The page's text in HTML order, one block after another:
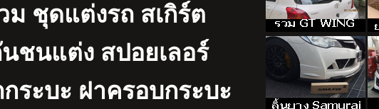
ชุดแต่งรถ สเกิร์ต
ชนแต่ง สปอยเลอร์
ระบะ ฝาครอบกระบะ